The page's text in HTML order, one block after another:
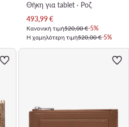
Θήκη για tablet · Ροζ
Τρέχουσα τιμή
493,99€
Κανονική τιμή520,00 €-5%
Η χαμηλότερη τιμή520,00 €-5%